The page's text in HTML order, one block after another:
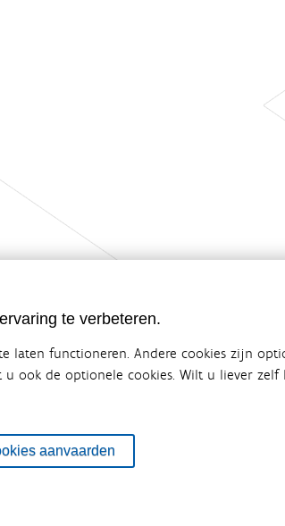
te verbeteren.
laten functioneren. Andere cookies zijn
u ook de optionele cookies. Wilt u liever
aanvaarden
de Vlaamse overheid
van de diverse beleidsdomeinen en
zorgt voor een gecoördineerde en